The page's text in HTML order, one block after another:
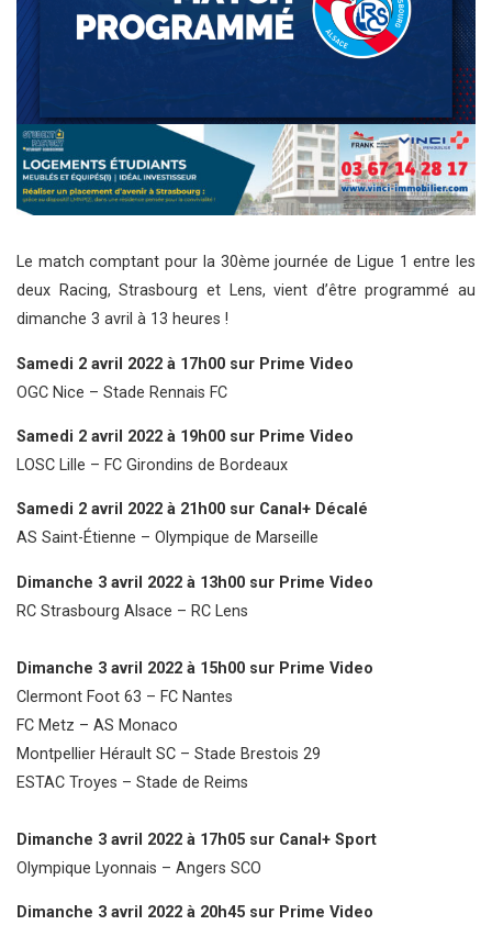
Le match comptant pour la 30ème journée de Ligue 1 entre les
deux Racing, Strasbourg et Lens, vient d’être programmé au
dimanche 3 avril à 13 heures !
Samedi 2 avril 2022 à 17h00 sur Prime Video
OGC Nice – Stade Rennais FC
Samedi 2 avril 2022 à 19h00 sur Prime Video
LOSC Lille – FC Girondins de Bordeaux
Samedi 2 avril 2022 à 21h00 sur Canal+ Décalé
AS Saint-Étienne – Olympique de Marseille
Dimanche 3 avril 2022 à 13h00 sur Prime Video
RC Strasbourg Alsace – RC Lens
Dimanche 3 avril 2022 à 15h00 sur Prime Video
Clermont Foot 63 – FC Nantes
FC Metz – AS Monaco
Montpellier Hérault SC – Stade Brestois 29
ESTAC Troyes – Stade de Reims
Dimanche 3 avril 2022 à 17h05 sur Canal+ Sport
Olympique Lyonnais – Angers SCO
Dimanche 3 avril 2022 à 20h45 sur Prime Video